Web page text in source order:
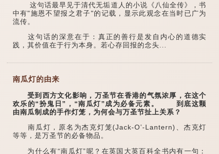
这句话最早见于清代无垢道人的小说《八仙全传》，书
中有"施恩不望报之君子"的记载，显示此观念在当时已广为
流传。
这句话的深意在于：真正的善行是发自内心的道德实
践，其价值在于行为本身。若心存回报的念头...
南瓜灯的由来
受到西方文化影响，万圣节在香港的气氛浓厚，在这个
欢乐的“扮鬼日”，“南瓜灯”成为必备元素。 到底这颗
由南瓜制成的手作灯笼，为何会与万圣节扯上关系？
南瓜灯，原名为杰克灯笼(Jack-O’-Lantern)、杰克灯
等等，是万圣节的必备物品。
为什么有“南瓜灯”呢？在英国大英百科全书内有一句：